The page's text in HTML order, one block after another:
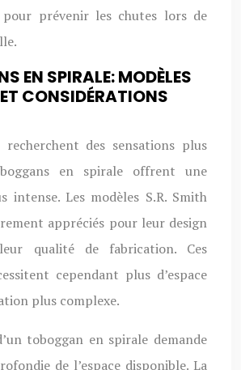
pour prévenir les chutes lors de
EN SPIRALE: MODÈLES
CONSIDÉRATIONS
des sensations plus
en spirale offrent une
intense. Les modèles S.R. Smith
appréciés pour leur design
qualité de fabrication. Ces
cependant plus d’espace
plus complexe.
toboggan en spirale demande
de l’espace disponible. La